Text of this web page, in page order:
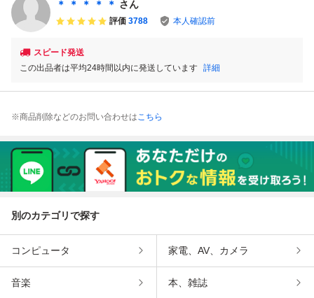
＊ ＊ ＊ ＊ ＊ さん
評価 3788 本人確認前
スピード発送
この出品者は平均24時間以内に発送しています 詳細
※商品削除などのお問い合わせはこちら
別のカテゴリで探す
コンピュータ 家電、AV、カメラ
音楽 本、雑誌